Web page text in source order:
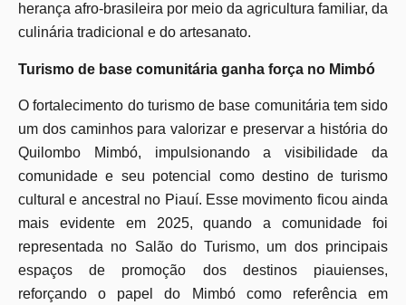
herança afro-brasileira por meio da agricultura familiar, da
culinária tradicional e do artesanato.
Turismo de base comunitária ganha força no Mimbó
O fortalecimento do turismo de base comunitária tem sido
um dos caminhos para valorizar e preservar a história do
Quilombo Mimbó, impulsionando a visibilidade da
comunidade e seu potencial como destino de turismo
cultural e ancestral no Piauí. Esse movimento ficou ainda
mais evidente em 2025, quando a comunidade foi
representada no Salão do Turismo, um dos principais
espaços de promoção dos destinos piauienses,
reforçando o papel do Mimbó como referência em